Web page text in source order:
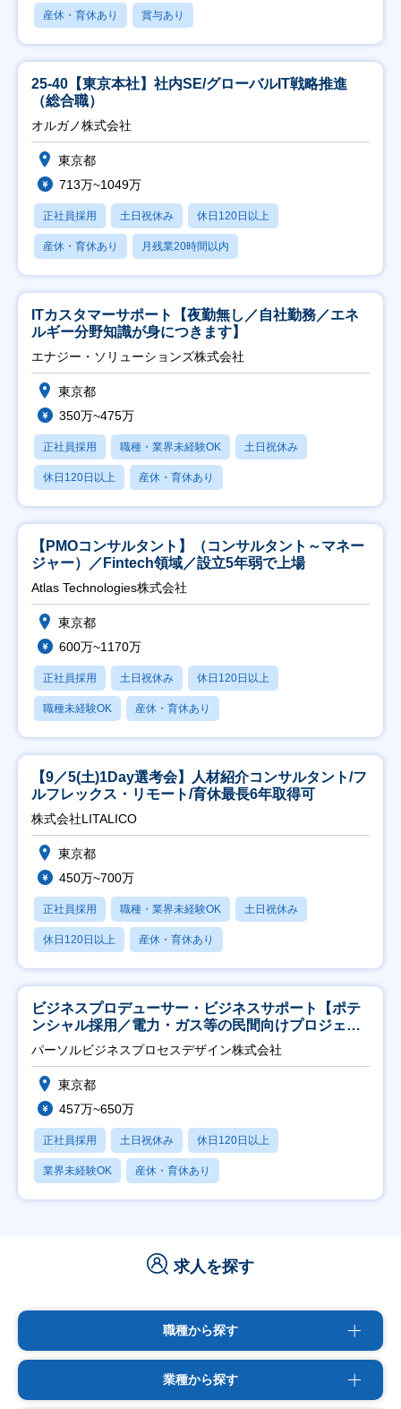
産休・育休あり 賞与あり
25-40【東京本社】社内SE/グローバルIT戦略推進
（総合職）
オルガノ株式会社
東京都
713万~1049万
正社員採用 土日祝休み 休日120日以上
産休・育休あり 月残業20時間以内
ITカスタマーサポート【夜勤無し／自社勤務／エネ
ルギー分野知識が身につきます】
エナジー・ソリューションズ株式会社
東京都
350万~475万
正社員採用 職種・業界未経験OK 土日祝休み
休日120日以上 産休・育休あり
【PMOコンサルタント】（コンサルタント～マネー
ジャー）／Fintech領域／設立5年弱で上場
Atlas Technologies株式会社
東京都
600万~1170万
正社員採用 土日祝休み 休日120日以上
職種未経験OK 産休・育休あり
【9／5(土)1Day選考会】人材紹介コンサルタント/フ
ルフレックス・リモート/育休最長6年取得可
株式会社LITALICO
東京都
450万~700万
正社員採用 職種・業界未経験OK 土日祝休み
休日120日以上 産休・育休あり
ビジネスプロデューサー・ビジネスサポート【ポテ
ンシャル採用／電力・ガス等の民間向けプロジェク
ト推進】
パーソルビジネスプロセスデザイン株式会社
東京都
457万~650万
正社員採用 土日祝休み 休日120日以上
業界未経験OK 産休・育休あり
求人を探す
職種から探す
業種から探す